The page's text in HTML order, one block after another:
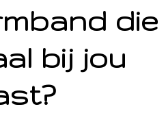
die
bij jou